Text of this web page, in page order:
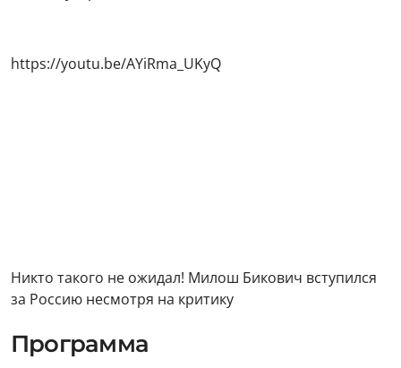
https://youtu.be/AYiRma_UKyQ
Никто такого не ожидал! Милош Бикович вступился
за Россию несмотря на критику
Программа